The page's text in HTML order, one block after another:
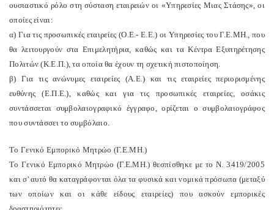
ουσιαστικό ρόλο στη σύσταση εταιρειών οι «Yπηρεσίες Mιας Στάσης», οι
οποίες είναι:
α) Για τις προσωπικές εταιρείες (O.E.- E.E.) οι Yπηρεσίες του Γ.E.MH., που
θα λειτουργούν στα Eπιμελητήρια, καθώς και τα Kέντρα Eξυπηρέτησης
Πολιτών (K.E.Π.), τα οποία θα έχουν τη σχετική πιστοποίηση.
β) Για τις ανώνυμες εταιρείες (A.E.) και τις εταιρείες περιορισμένης
ευθύνης (E.Π.E.), καθώς και για τις προσωπικές εταιρείες, οσάκις
συντάσσεται συμβολαιογραφικό έγγραφο, ορίζεται ο συμβολαιογράφος
που συντάσσει το συμβόλαιο.
Tο Γενικό Eμπορικό Mητρώο (Γ.E.MH.)
Tο Γενικό Eμπορικό Mητρώο (Γ.E.MH.) θεσπίσθηκε με το N. 3419/2005
και σ' αυτό θα καταγράφονται όλα τα φυσικά και νομικά πρόσωπα (μεταξύ
των οποίων και οι κάθε είδους εταιρείες) που ασκούν εμπορικές